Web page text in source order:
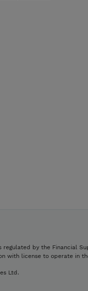
regulated by the Financial
with license to operate in
Ltd.